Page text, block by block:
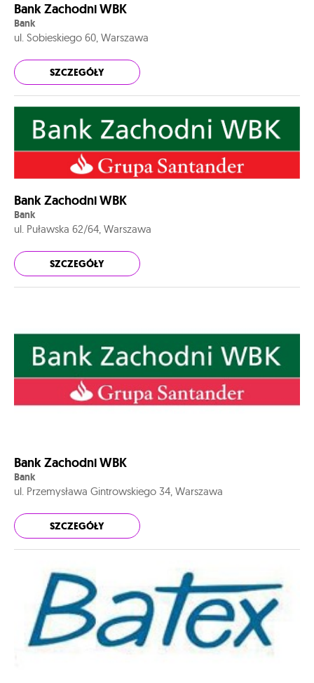
Bank Zachodni WBK
Bank
ul. Sobieskiego 60, Warszawa
SZCZEGÓŁY
Bank Zachodni WBK
Bank
ul. Puławska 62/64, Warszawa
SZCZEGÓŁY
Bank Zachodni WBK
Bank
ul. Przemysława Gintrowskiego 34, Warszawa
SZCZEGÓŁY